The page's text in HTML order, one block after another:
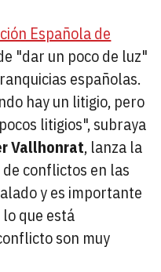
Española de
"dar un poco de luz"
españolas.
hay un litigio, pero
litigios", subraya
Vallhonrat, lanza la
conflictos en las
y es importante
que está
son muy